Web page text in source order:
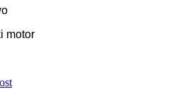
motor